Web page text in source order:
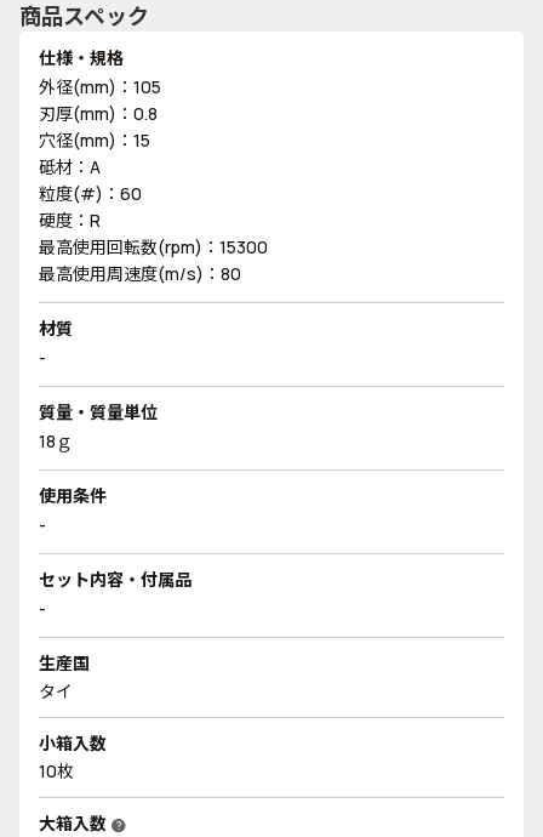
商品スペック
仕様・規格
外径(mm)：105
刃厚(mm)：0.8
穴径(mm)：15
砥材：A
粒度(#)：60
硬度：R
最高使用回転数(rpm)：15300
最高使用周速度(m/s)：80
材質
-
質量・質量単位
18ｇ
使用条件
-
セット内容・付属品
-
生産国
タイ
小箱入数
10枚
大箱入数 help